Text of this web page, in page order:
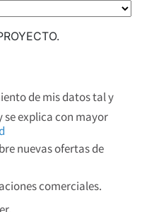
de mis datos tal y
explica con mayor
nuevas ofertas de
comerciales.